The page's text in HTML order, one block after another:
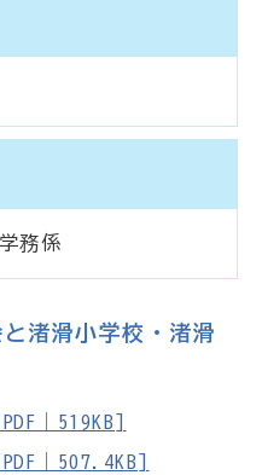
務係
渚滑小学校・渚滑
｜519KB]
｜507.4KB]